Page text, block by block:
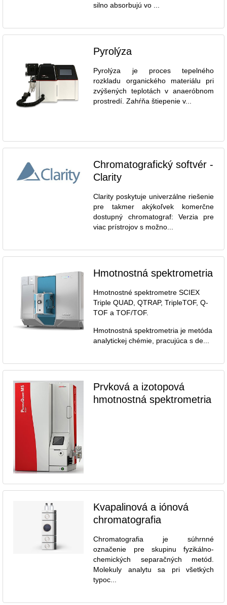
silno absorbujú vo ...
Pyrolýza
Pyrolýza je proces tepelného
rozkladu organického materiálu pri
zvýšených teplotách v anaeróbnom
prostredí. Zahŕňa štiepenie v...
Chromatografický softvér -
Clarity
Clarity poskytuje univerzálne riešenie
pre takmer akýkoľvek komerčne
dostupný chromatograf: Verzia pre
viac prístrojov s možno...
Hmotnostná spektrometria
Hmotnostné spektrometre SCIEX
Triple QUAD, QTRAP, TripleTOF, Q-
TOF a TOF/TOF.
Hmotnostná spektrometria je metóda
analytickej chémie, pracujúca s de...
Prvková a izotopová
hmotnostná spektrometria
Kvapalinová a iónová
chromatografia
Chromatografia je súhrnné
označenie pre skupinu fyzikálno-
chemických separačných metód.
Molekuly analytu sa pri všetkých
typoc...